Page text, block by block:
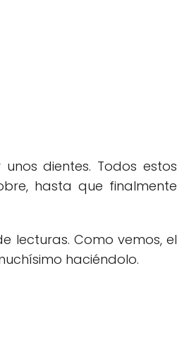
dientes. Todos estos
hasta que finalmente
lecturas. Como vemos, el
haciéndolo.